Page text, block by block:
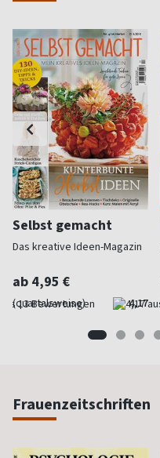
Selbst gemacht
Das kreative Ideen-Magazin
ab 4,95 €
(quartalsweise) 4,17
Frauenzeitschriften